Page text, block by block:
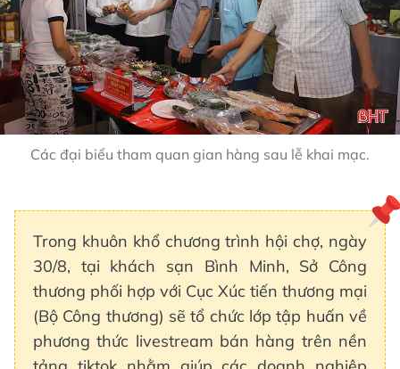
Các đại biểu tham quan gian hàng sau lễ khai mạc.
Trong khuôn khổ chương trình hội chợ, ngày
30/8, tại khách sạn Bình Minh, Sở Công
thương phối hợp với Cục Xúc tiến thương mại
(Bộ Công thương) sẽ tổ chức lớp tập huấn về
phương thức livestream bán hàng trên nền